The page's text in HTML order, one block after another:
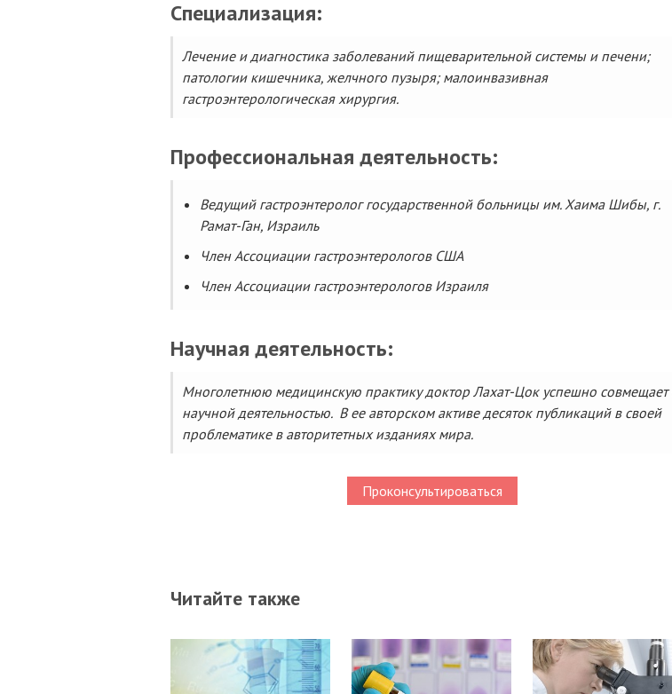
Специализация:
Лечение и диагностика заболеваний пищеварительной системы и печени;
патологии кишечника, желчного пузыря; малоинвазивная
гастроэнтерологическая хирургия.
Профессиональная деятельность:
Ведущий гастроэнтеролог государственной больницы им. Хаима Шибы, г.
Рамат-Ган, Израиль
Член Ассоциации гастроэнтерологов США
Член Ассоциации гастроэнтерологов Израиля
Научная деятельность:
Многолетнюю медицинскую практику доктор Лахат-Цок успешно совмещает
научной деятельностью. В ее авторском активе десяток публикаций в своей
проблематике в авторитетных изданиях мира.
Проконсультироваться
Читайте также